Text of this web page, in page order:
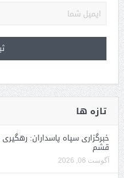
تازه ها
خبرگزاری سپاه پاسداران:
قشم
آگوست 06, 2026